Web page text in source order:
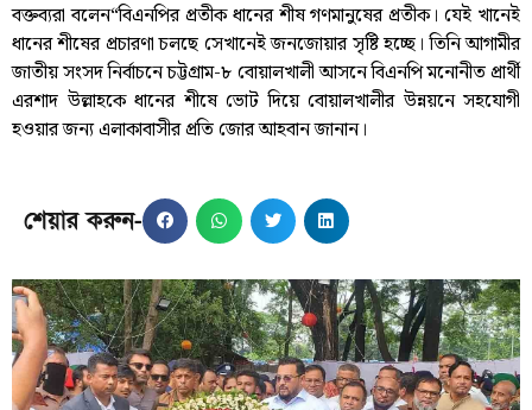
বক্তব্যরা বলেন“বিএনপির প্রতীক ধানের শীষ গণমানুষের প্রতীক। যেই খানেই
ধানের শীষের প্রচারণা চলছে সেখানেই জনজোয়ার সৃষ্টি হচ্ছে। তিনি আগামীর
জাতীয় সংসদ নির্বাচনে চট্টগ্রাম-৮ বোয়ালখালী আসনে বিএনপি মনোনীত প্রার্থী
এরশাদ উল্লাহকে ধানের শীষে ভোট দিয়ে বোয়ালখালীর উন্নয়নে সহযোগী
হওয়ার জন্য এলাকাবাসীর প্রতি জোর আহবান জানান।
শেয়ার করুন-